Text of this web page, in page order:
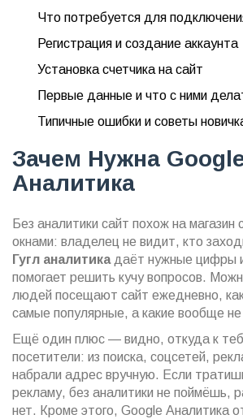
Что потребуется для
Регистрация и создание аккаунта
Установка счетчика на сайт
Первые данные и что с ними
Типичные ошибки и советы
Зачем Нужна
Аналитика
Без аналитики сайт похож на магазин
окнами: владелец не видит, кто
Гугл аналитикадаёт нужные цифры
помогает решить кучу вопросов.
людей посещают сайт ежедневно,
самые популярные, а какие вообще
Ещё один плюс — видно, откуда к
посетители: из поиска, соцсетей,
набрали адрес вручную. Если
рекламу, без аналитики не поймёшь,
нет. Кроме этого, Google Аналитика